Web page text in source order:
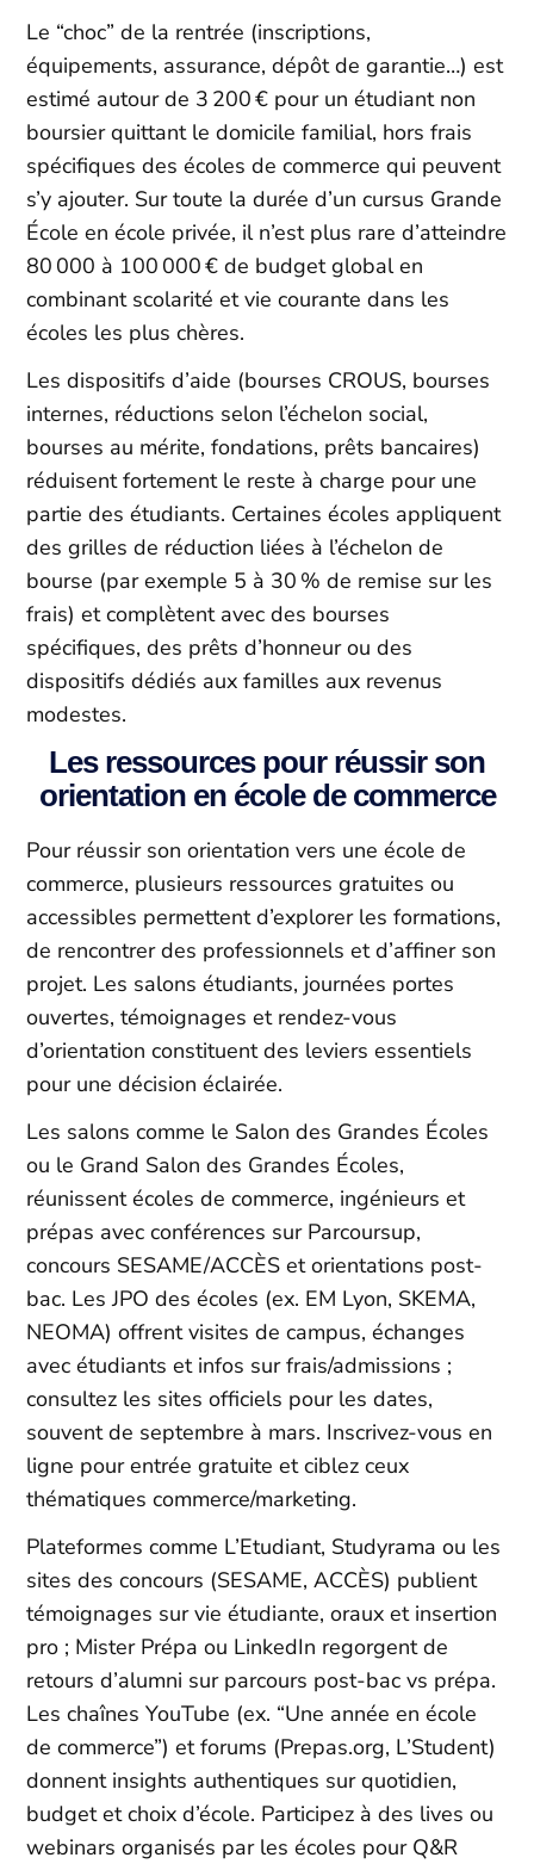
Le “choc” de la rentrée (inscriptions,
équipements, assurance, dépôt de garantie…) est
estimé autour de 3 200 € pour un étudiant non
boursier quittant le domicile familial, hors frais
spécifiques des écoles de commerce qui peuvent
s’y ajouter. Sur toute la durée d’un cursus Grande
École en école privée, il n’est plus rare d’atteindre
80 000 à 100 000 € de budget global en
combinant scolarité et vie courante dans les
écoles les plus chères.​
Les dispositifs d’aide (bourses CROUS, bourses
internes, réductions selon l’échelon social,
bourses au mérite, fondations, prêts bancaires)
réduisent fortement le reste à charge pour une
partie des étudiants. Certaines écoles appliquent
des grilles de réduction liées à l’échelon de
bourse (par exemple 5 à 30 % de remise sur les
frais) et complètent avec des bourses
spécifiques, des prêts d’honneur ou des
dispositifs dédiés aux familles aux revenus
modestes.
Les ressources pour réussir son
orientation en école de commerce
Pour réussir son orientation vers une école de
commerce, plusieurs ressources gratuites ou
accessibles permettent d’explorer les formations,
de rencontrer des professionnels et d’affiner son
projet. Les salons étudiants, journées portes
ouvertes, témoignages et rendez-vous
d’orientation constituent des leviers essentiels
pour une décision éclairée.​
Les salons comme le Salon des Grandes Écoles
ou le Grand Salon des Grandes Écoles,
réunissent écoles de commerce, ingénieurs et
prépas avec conférences sur Parcoursup,
concours SESAME/ACCÈS et orientations post-
bac. Les JPO des écoles (ex. EM Lyon, SKEMA,
NEOMA) offrent visites de campus, échanges
avec étudiants et infos sur frais/admissions ;
consultez les sites officiels pour les dates,
souvent de septembre à mars. Inscrivez-vous en
ligne pour entrée gratuite et ciblez ceux
thématiques commerce/marketing.​
Plateformes comme L’Etudiant, Studyrama ou les
sites des concours (SESAME, ACCÈS) publient
témoignages sur vie étudiante, oraux et insertion
pro ; Mister Prépa ou LinkedIn regorgent de
retours d’alumni sur parcours post-bac vs prépa.
Les chaînes YouTube (ex. “Une année en école
de commerce”) et forums (Prepas.org, L’Student)
donnent insights authentiques sur quotidien,
budget et choix d’école. Participez à des lives ou
webinars organisés par les écoles pour Q&R